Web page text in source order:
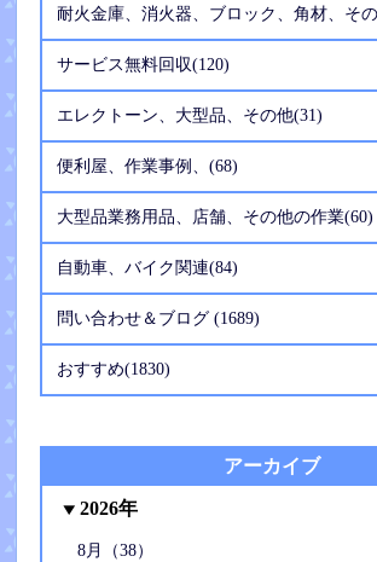
耐火金庫、消火器、ブロック、角材、そ
サービス無料回収(120)
エレクトーン、大型品、その他(31)
便利屋、作業事例、(68)
大型品業務用品、店舗、その他の作業(60)
自動車、バイク関連(84)
問い合わせ＆ブログ (1689)
おすすめ(1830)
アーカイブ
2026年
8月（38）